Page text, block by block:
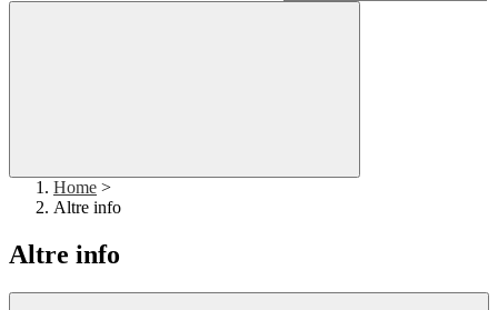
Home >
Altre info
Altre info